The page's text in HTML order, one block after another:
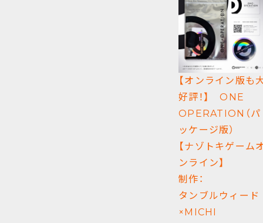
【オンライン版も
好評！】 ONE
OPERATION（パ
ッケージ版）
【ナゾトキゲーム
ンライン】
制作：
タンブルウィード
×MICHI